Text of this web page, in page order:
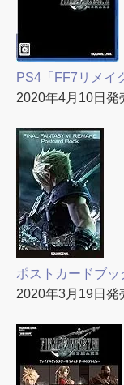
PS4「FF7リメイ
2020年4月10日発
ポストカードブッ
2020年3月19日発